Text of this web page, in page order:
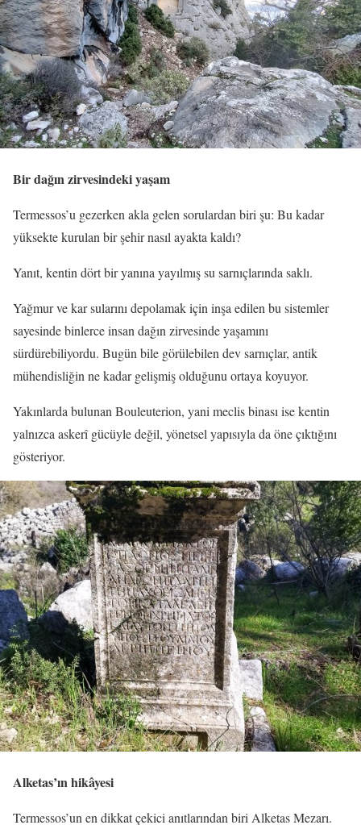
Bir dağın zirvesindeki yaşam
Termessos’u gezerken akla gelen sorulardan biri şu: Bu kadar
yüksekte kurulan bir şehir nasıl ayakta kaldı?
Yanıt, kentin dört bir yanına yayılmış su sarnıçlarında saklı.
Yağmur ve kar sularını depolamak için inşa edilen bu sistemler
sayesinde binlerce insan dağın zirvesinde yaşamını
sürdürebiliyordu. Bugün bile görülebilen dev sarnıçlar, antik
mühendisliğin ne kadar gelişmiş olduğunu ortaya koyuyor.
Yakınlarda bulunan Bouleuterion, yani meclis binası ise kentin
yalnızca askerî gücüyle değil, yönetsel yapısıyla da öne çıktığını
gösteriyor.
Alketas’ın hikâyesi
Termessos’un en dikkat çekici anıtlarından biri Alketas Mezarı.